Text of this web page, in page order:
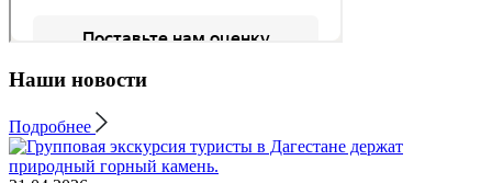
Наши новости
Подробнее